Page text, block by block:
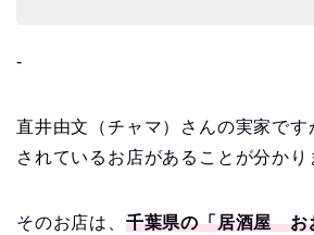
‐
直井由文（チャマ）さんの実家です
されているお店があることが分かり
そのお店は、 千葉県の「居酒屋 お